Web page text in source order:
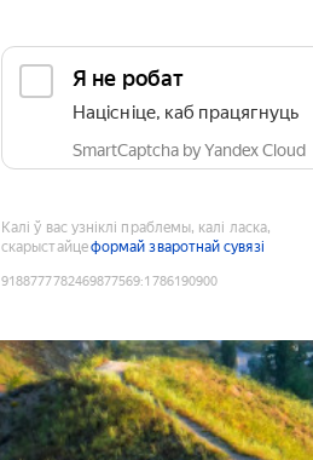
Я не робат
Націсніце, каб працягнуць
SmartCaptcha by Yandex Cloud
Калі ў вас узніклі праблемы, калі ласка,
скарыстайцеформай зваротнай сувязі
9188777782469877569:1786190900